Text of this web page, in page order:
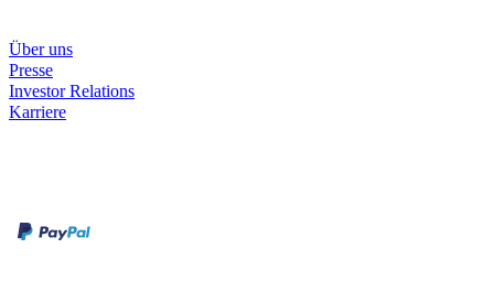
Über uns
Presse
Investor Relations
Karriere